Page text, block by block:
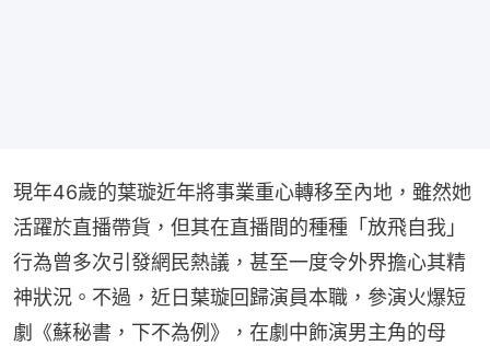
現年46歲的葉璇近年將事業重心轉移至內地，雖然她
活躍於直播帶貨，但其在直播間的種種「放飛自我」
行為曾多次引發網民熱議，甚至一度令外界擔心其精
神狀況。不過，近日葉璇回歸演員本職，參演火爆短
劇《蘇秘書，下不為例》，在劇中飾演男主角的母